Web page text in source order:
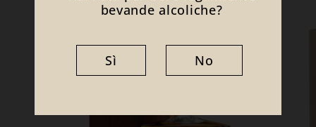
bevande alcoliche?
No
Sì